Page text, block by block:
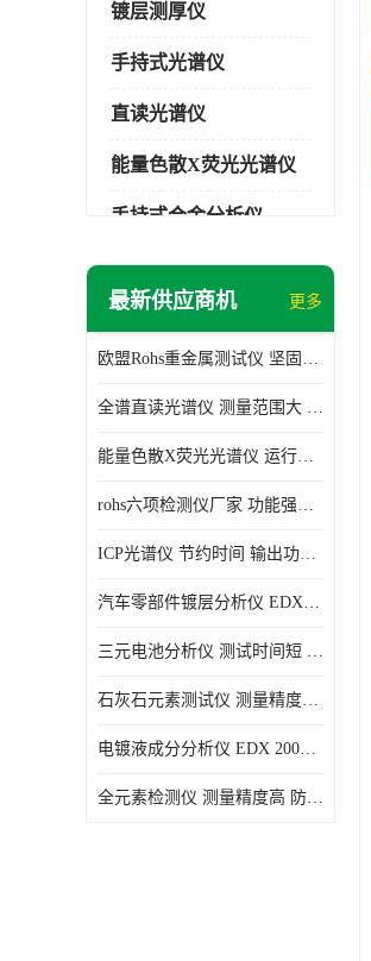
镀层测厚仪
手持式光谱仪
直读光谱仪
能量色散X荧光光谱仪
手持式合金分析仪
手持式矿石分析仪
光电直读光谱仪
便携式水质重金属检测仪
最新供应商机 更多
欧盟Rohs重金属测试仪 坚固耐用 测试结果清晰显示
全谱直读光谱仪 测量范围大 抗干扰性能好
能量色散X荧光光谱仪 运行稳定性高 方便样品的测量
rohs六项检测仪厂家 功能强大 可直接分析
ICP光谱仪 节约时间 输出功率稳定
汽车零部件镀层分析仪 EDX600PLUS 自动谱线识别
三元电池分析仪 测试时间短 体积小 方便便携
石灰石元素测试仪 测量精度高 测量方便 快捷
电镀液成分分析仪 EDX 2000A 测量 穿透力强
全元素检测仪 测量精度高 防尘 防水性能好